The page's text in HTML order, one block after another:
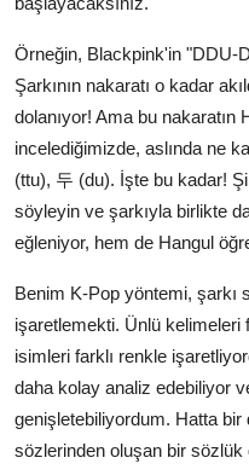
Örneğin, Blackpink'in "DDU-
Şarkının nakaratı o kadar
dolanıyor! Ama bu nakaratın
incelediğimizde, aslında ne
(ttu), 두 (du). İşte bu kadar!
söyleyin ve şarkıyla birlikte
eğleniyor, hem de Hangul
Benim K-Pop yöntemi, şarkı
işaretlemekti. Ünlü kelimeleri
isimleri farklı renkle
daha kolay analiz edebiliyor
genişletebiliyordum. Hatta bir
sözlerinden oluşan bir sözlük